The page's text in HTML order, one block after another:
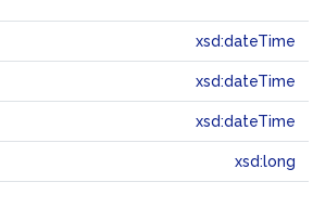
xsd:dateTime
xsd:dateTime
xsd:dateTime
xsd:long